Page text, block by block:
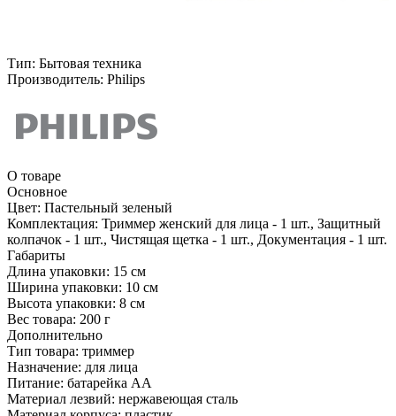
Тип: Бытовая техника
Производитель: Philips
О товаре
Основное
Цвет: Пастельный зеленый
Комплектация: Триммер женский для лица - 1 шт., Защитный
колпачок - 1 шт., Чистящая щетка - 1 шт., Документация - 1 шт.
Габариты
Длина упаковки: 15 см
Ширина упаковки: 10 см
Высота упаковки: 8 см
Вес товара: 200 г
Дополнительно
Тип товара: триммер
Назначение: для лица
Питание: батарейка АА
Материал лезвий: нержавеющая сталь